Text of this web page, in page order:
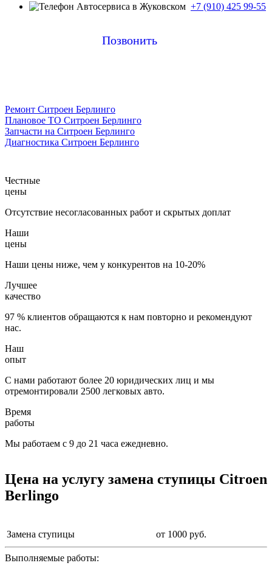
+7 (910) 425 99-55
Позвонить
Ремонт Ситроен Берлинго
Плановое ТО Ситроен Берлинго
Запчасти на Ситроен Берлинго
Диагностика Ситроен Берлинго
Честные
цены
Отсутствие несогласованных работ и скрытых доплат
Наши
цены
Наши цены ниже, чем у конкурентов на 10-20%
Лучшее
качество
97 % клиентов обращаются к нам повторно и рекомендуют
нас.
Наш
опыт
С нами работают более 20 юридических лиц и мы
отремонтировали 2500 легковых авто.
Время
работы
Мы работаем с 9 до 21 часа ежедневно.
Цена на услугу замена ступицы Citroen
Berlingo
Замена ступицы от 1000 руб.
Выполняемые работы: